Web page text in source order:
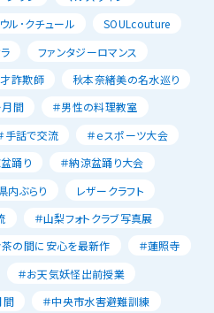
ル･クチュール
SOULcouture
ファンタジーロマンス
詐欺師
秋本奈緒美の名水巡り
月間
＃男性の料理教室
手話で交流
＃ｅスポーツ大会
踊り
＃納涼盆踊り大会
内ぶらり
レザークラフト
＃山梨フォトクラブ写真展
の間に安心を最新作
＃蓮照寺
＃お天気妖怪出前授業
間
＃中央市水害避難訓練